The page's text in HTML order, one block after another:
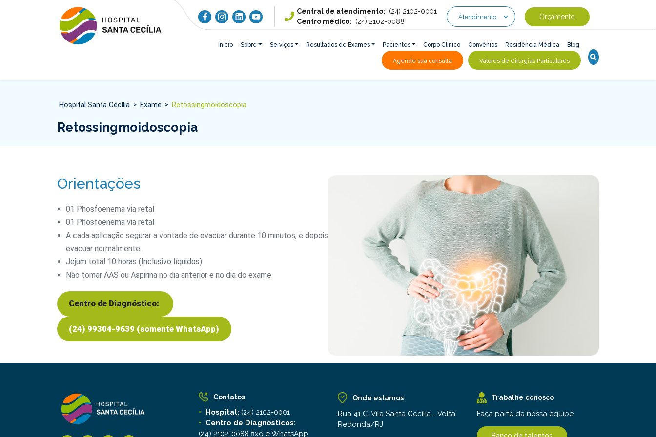
Central de atendimento:
(24) 2102-0001
Centro médico:
(24) 2102-0088
Atendimento Orçamento
Início Sobre Serviços Resultados de Exames Pacientes Corpo Clínico Convênios Residência Médica Blog
Agende sua consulta Valores de Cirurgias Particulares
Hospital Santa Cecília > Exame > Retossingmoidoscopia
Retossingmoidoscopia
Orientações
01 Phosfoenema via retal
01 Phosfoenema via retal
A cada aplicação segurar a vontade de evacuar durante 10 minutos, e depois
evacuar normalmente.
Jejum total 10 horas (Inclusivo líquidos)
Não tomar AAS ou Aspirina no dia anterior e no dia do exame.
Centro de Diagnóstico:
(24) 99304-9639 (somente WhatsApp)
Contatos
Hospital: (24) 2102-0001
Centro de Diagnósticos:
(24) 2102-0088 fixo e WhatsApp
Onde estamos
Rua 41 C, Vila Santa Cecília - Volta
Redonda/RJ
Trabalhe conosco
Faça parte da nossa equipe